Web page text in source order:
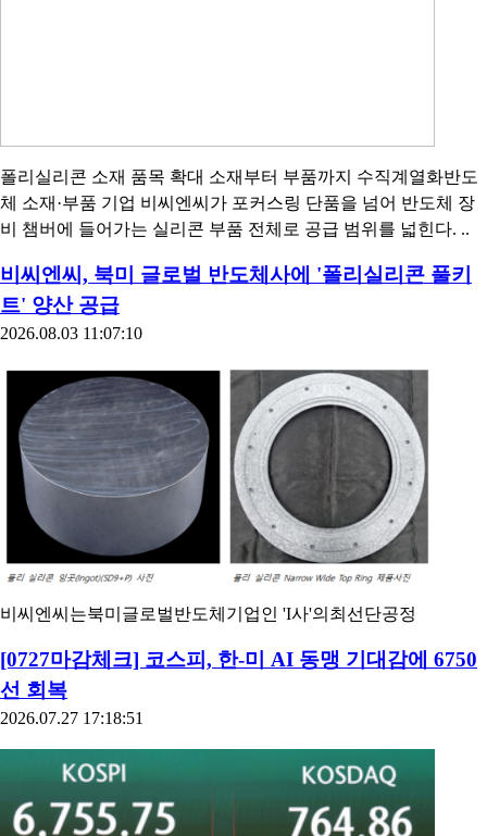
폴리실리콘 소재 품목 확대 소재부터 부품까지 수직계열화반도
체 소재·부품 기업 비씨엔씨가 포커스링 단품을 넘어 반도체 장
비 챔버에 들어가는 실리콘 부품 전체로 공급 범위를 넓힌다. ..
비씨엔씨, 북미 글로벌 반도체사에 '폴리실리콘 풀키
트' 양산 공급
2026.08.03 11:07:10
비씨엔씨는북미글로벌반도체기업인 'I사'의최선단공정
[0727마감체크] 코스피, 한-미 AI 동맹 기대감에 6750
선 회복
2026.07.27 17:18:51